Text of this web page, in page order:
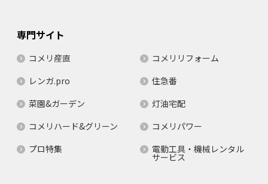
専門サイト
コメリ産直
コメリリフォーム
レンガ.pro
住急番
菜園&ガーデン
灯油宅配
コメリハード&グリーン
コメリパワー
プロ特集
電動工具・機械レンタル
サービス